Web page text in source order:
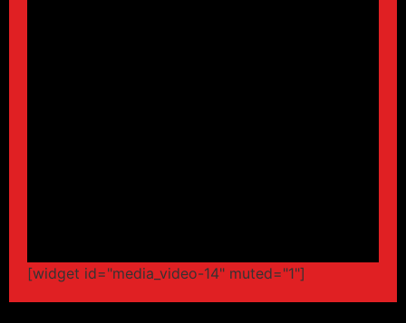
[widget id="media_video-14" muted="1"]